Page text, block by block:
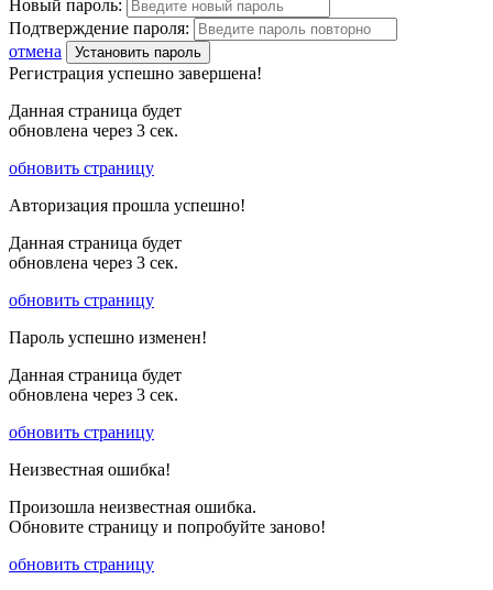
Новый пароль:
Подтверждение пароля:
отмена
Установить пароль
Регистрация успешно завершена!
Данная страница будет
обновлена через 3 сек.
обновить страницу
Авторизация прошла успешно!
Данная страница будет
обновлена через 3 сек.
обновить страницу
Пароль успешно изменен!
Данная страница будет
обновлена через 3 сек.
обновить страницу
Неизвестная ошибка!
Произошла неизвестная ошибка.
Обновите страницу и попробуйте заново!
обновить страницу